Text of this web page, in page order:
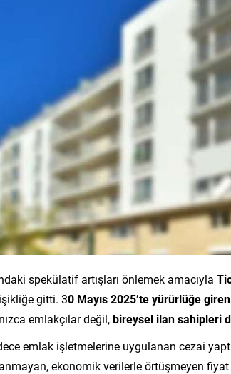
spekülatif artışları önlemek amacıyla
gitti. 30 Mayıs 2025’te yürürlüğe
emlakçılar değil,bireysel ilan sahipleri
emlak işletmelerine uygulanan cezai
ekonomik verilerle örtüşmeyen fiyat